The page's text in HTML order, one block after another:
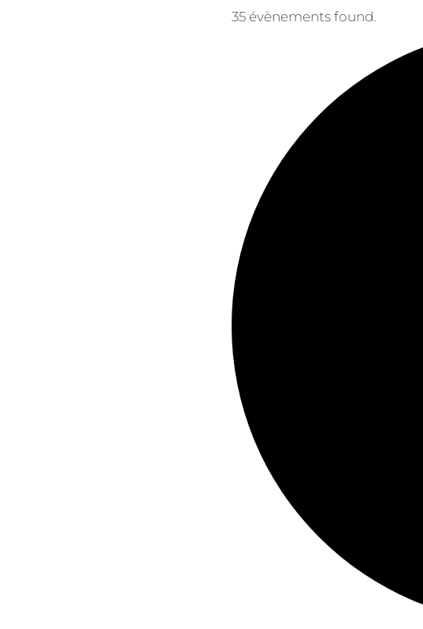
35 évènements found.